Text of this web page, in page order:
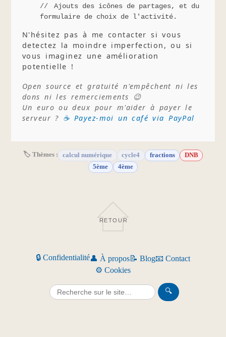
Ajouts des icônes de partages, et du
formulaire de choix de l'activité.
N'hésitez pas à me contacter si vous
detectez la moindre imperfection, ou si
vous imaginez une amélioration
potentielle !
Open source et gratuité n'empêchent ni les
dons ni les remerciements 😉
Un euro ou deux pour m'aider à payer le
serveur ? ☕ Payez-moi un café via PayPal
🏷 Thèmes : calcul numérique cycle4 fractions
DNB
5ème
4ème
RETOUR
🔒 Confidentialité👤 À propos📝 Blog📧 Contact
⚙️ Cookies
🔍